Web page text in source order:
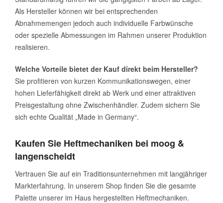
Als Hersteller können wir bei entsprechenden
Abnahmemengen jedoch auch individuelle Farbwünsche
oder spezielle Abmessungen im Rahmen unserer Produktion
realisieren.
Welche Vorteile bietet der Kauf direkt beim Hersteller?
Sie profitieren von kurzen Kommunikationswegen, einer
hohen Lieferfähigkeit direkt ab Werk und einer attraktiven
Preisgestaltung ohne Zwischenhändler. Zudem sichern Sie
sich echte Qualität „Made in Germany“.
Kaufen Sie Heftmechaniken bei moog &
langenscheidt
Vertrauen Sie auf ein Traditionsunternehmen mit langjähriger
Markterfahrung. In unserem Shop finden Sie die gesamte
Palette unserer im Haus hergestellten Heftmechaniken.